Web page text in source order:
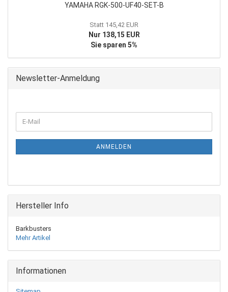
YAMAHA RGK-500-UF40-SET-B
Statt 145,42 EUR
Nur 138,15 EUR
Sie sparen 5%
Newsletter-Anmeldung
ZUR
NEWSLETTER-
E-
Mail
ANMELDEN
Hersteller Info
Barkbusters
Mehr Artikel
Informationen